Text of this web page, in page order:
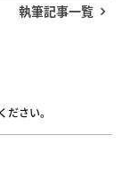
執筆記事一覧
さい。